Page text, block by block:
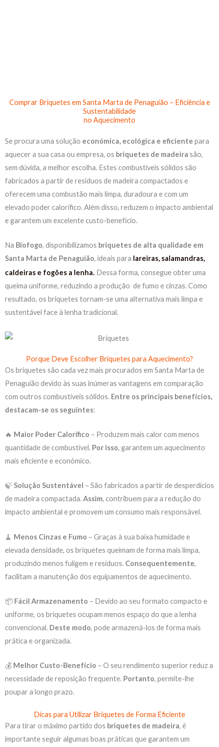
Comprar Briquetes em Santa Marta de Penaguião – Eficiência e
Sustentabilidade
no Aquecimento
Se procura uma solução económica, ecológica e eficiente para
aquecer a sua casa ou empresa, os briquetes de madeira são,
sem dúvida, a melhor escolha. Estes combustíveis sólidos são
fabricados a partir de resíduos de madeira compactados e
oferecem uma combustão mais limpa, duradoura e com um
elevado poder calorífico. Além disso, reduzem o impacto ambiental
e garantem um excelente custo-benefício.
Na Biofogo, disponibilizamos briquetes de alta qualidade em
Santa Marta de Penaguião, ideais para lareiras, salamandras,
caldeiras e fogões a lenha. Dessa forma, consegue obter uma
queima uniforme, reduzindo a produção de fumo e cinzas. Como
resultado, os briquetes tornam-se uma alternativa mais limpa e
sustentável face à lenha tradicional.
Porque Deve Escolher Briquetes para Aquecimento?
Os briquetes são cada vez mais procurados em Santa Marta de
Penaguião devido às suas inúmeras vantagens em comparação
com outros combustíveis sólidos. Entre os principais benefícios,
destacam-se os seguintes:
🔥 Maior Poder Calorífico – Produzem mais calor com menos
quantidade de combustível. Por isso, garantem um aquecimento
mais eficiente e económico.
🍃 Solução Sustentável – São fabricados a partir de desperdícios
de madeira compactada.Assim, contribuem para a redução do
impacto ambiental e promovem um consumo mais responsável.
🧹 Menos Cinzas e Fumo – Graças à sua baixa humidade e
elevada densidade, os briquetes queimam de forma mais limpa,
produzindo menos fuligem e resíduos. Consequentemente,
facilitam a manutenção dos equipamentos de aquecimento.
📦 Fácil Armazenamento – Devido ao seu formato compacto e
uniforme, os briquetes ocupam menos espaço do que a lenha
convencional. Deste modo, pode armazená-los de forma mais
prática e organizada.
💰 Melhor Custo-Benefício – O seu rendimento superior reduz a
necessidade de reposição frequente. Portanto, permite-lhe
poupar a longo prazo.
Dicas para Utilizar Briquetes de Forma Eficiente
Para tirar o máximo partido dos briquetes de madeira, é
importante seguir algumas boas práticas que garantem um